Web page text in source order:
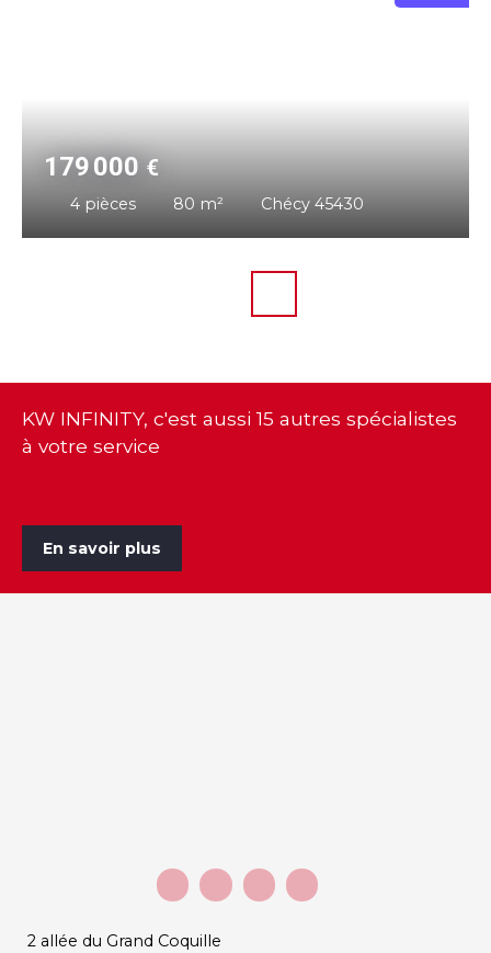
179 000€
4 pièces 80 m² Chécy 45430
KW INFINITY, c'est aussi 15 autres spécialistes
à votre service
En savoir plus
2 allée du Grand Coquille